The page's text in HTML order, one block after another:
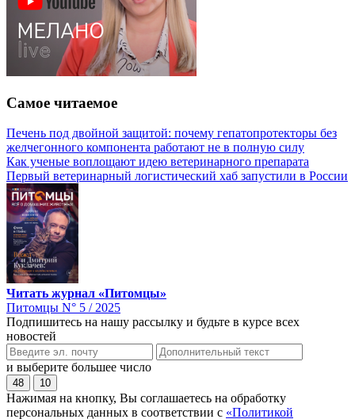
Самое читаемое
Печень под двойной защитой: почему гепатопротекторы без
желчегонного компонента работают не в полную силу
Как ученые воплощают идею ветеринарного препарата
Первый ветеринарный логистический хаб запустили в России
Читать журнал «Питомцы»
Питомцы N° 5 / 2025
Подпишитесь на нашу рассылку и будьте в курсе всех
новостей
и выберите большее число
48 10
Нажимая на кнопку, Вы соглашаетесь на обработку
персональных данных в соответствии с «Политикой